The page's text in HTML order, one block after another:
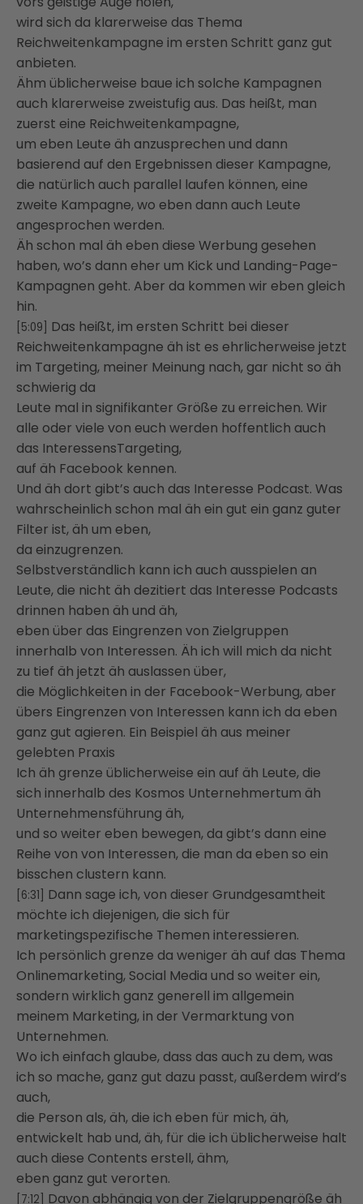
wird sich da klarerweise das Thema
Reichweitenkampagne im ersten Schritt ganz gut
anbieten.
Ähm üblicherweise baue ich solche Kampagnen
auch klarerweise zweistufig aus. Das heißt, man
zuerst eine Reichweitenkampagne,
um eben Leute äh anzusprechen und dann
basierend auf den Ergebnissen dieser Kampagne,
die natürlich auch parallel laufen können, eine
zweite Kampagne, wo eben dann auch Leute
angesprochen werden.
Äh schon mal äh eben diese Werbung gesehen
haben, wo’s dann eher um Kick und Landing-Page-
Kampagnen geht. Aber da kommen wir eben gleich
hin.
[5:09]
Das heißt, im ersten Schritt bei dieser
Reichweitenkampagne äh ist es ehrlicherweise jetzt
im Targeting, meiner Meinung nach, gar nicht so äh
schwierig da
Leute mal in signifikanter Größe zu erreichen. Wir
alle oder viele von euch werden hoffentlich auch
das InteressensTargeting,
auf äh Facebook kennen.
Und äh dort gibt’s auch das Interesse Podcast. Was
wahrscheinlich schon mal äh ein gut ein ganz guter
Filter ist, äh um eben,
da einzugrenzen.
Selbstverständlich kann ich auch ausspielen an
Leute, die nicht äh dezitiert das Interesse Podcasts
drinnen haben äh und äh,
eben über das Eingrenzen von Zielgruppen
innerhalb von Interessen. Äh ich will mich da nicht
zu tief äh jetzt äh auslassen über,
die Möglichkeiten in der Facebook-Werbung, aber
übers Eingrenzen von Interessen kann ich da eben
ganz gut agieren. Ein Beispiel äh aus meiner
gelebten Praxis
Ich äh grenze üblicherweise ein auf äh Leute, die
sich innerhalb des Kosmos Unternehmertum äh
Unternehmensführung äh,
und so weiter eben bewegen, da gibt’s dann eine
Reihe von von Interessen, die man da eben so ein
bisschen clustern kann.
[6:31]
Dann sage ich, von dieser Grundgesamtheit
möchte ich diejenigen, die sich für
marketingspezifische Themen interessieren.
Ich persönlich grenze da weniger äh auf das Thema
Onlinemarketing, Social Media und so weiter ein,
sondern wirklich ganz generell im allgemein
meinem Marketing, in der Vermarktung von
Unternehmen.
Wo ich einfach glaube, dass das auch zu dem, was
ich so mache, ganz gut dazu passt, außerdem wird’s
auch,
die Person als, äh, die ich eben für mich, äh,
entwickelt hab und, äh, für die ich üblicherweise halt
auch diese Contents erstell, ähm,
eben ganz gut verorten.
[7:12]
Davon abhängig von der Zielgruppengröße äh